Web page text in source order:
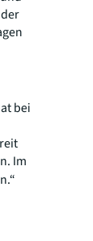
bei
Im